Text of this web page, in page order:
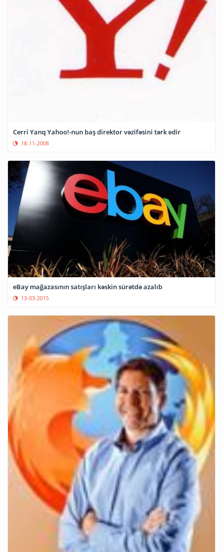
Cerri Yanq Yahoo!-nun baş direktor vəzifəsini tərk edir
18-11-2008
eBay mağazasının satışları kəskin sürətdə azalıb
13-03-2015